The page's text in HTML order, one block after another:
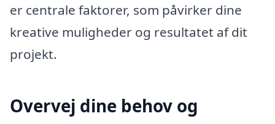
er centrale faktorer, som påvirker dine
kreative muligheder og resultatet af dit
projekt.
Overvej dine behov og